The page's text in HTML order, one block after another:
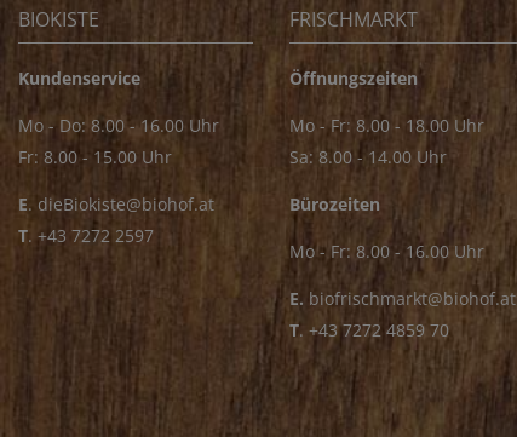
BIOKISTE
Kundenservice
Mo - Do: 8.00 - 16.00 Uhr
Fr: 8.00 - 15.00 Uhr
E. dieBiokiste@biohof.at
T. +43 7272 2597
FRISCHMARKT
Öffnungszeiten
Mo - Fr: 8.00 - 18.00 Uhr
Sa: 8.00 - 14.00 Uhr
Bürozeiten
Mo - Fr: 8.00 - 16.00 Uhr
E. biofrischmarkt@biohof.at
T. +43 7272 4859 70